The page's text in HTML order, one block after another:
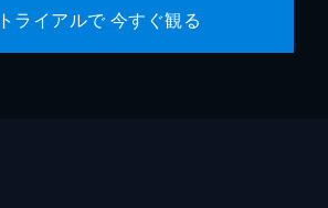
ライアルで 今すぐ観る